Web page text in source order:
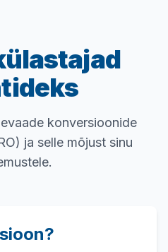
konversioonide
ja selle mõjust sinu